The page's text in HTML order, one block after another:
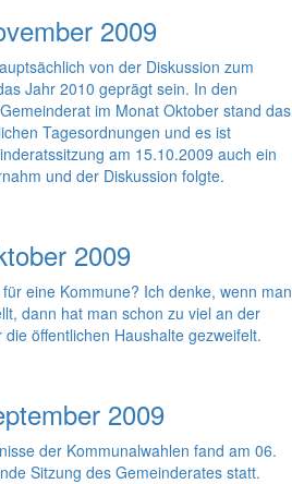
2009
von der Diskussion zum
Jahr 2010 geprägt sein. In den
im Monat Oktober stand das
Tagesordnungen und es ist
am 15.10.2009 auch ein
und der Diskussion folgte.
2009
eine Kommune? Ich denke, wenn man
dann hat man schon zu viel an der
öffentlichen Haushalte gezweifelt.
2009
der Kommunalwahlen fand am 06.
Sitzung des Gemeinderates statt.